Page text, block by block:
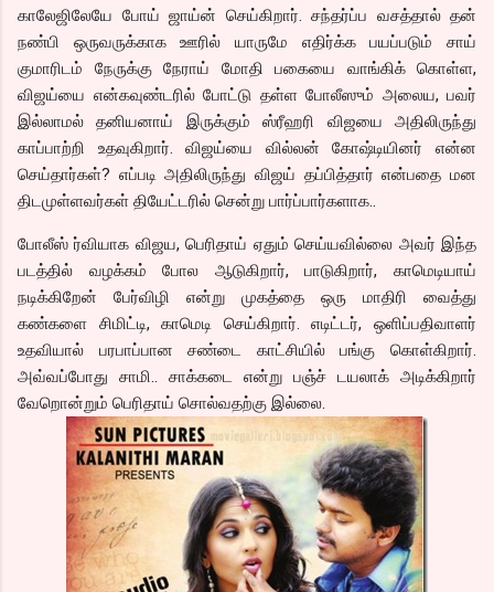
காலேஜிலேயே போய் ஜாய்ன் செய்கிறார். சந்தர்ப்ப வசத்தால் தன்
நண்பி ஒருவருக்காக ஊரில் யாருமே எதிர்க்க பயப்படும் சாய்
குமாரிடம் நேருக்கு நேராய் மோதி பகையை வாங்கிக் கொள்ள,
விஜய்யை என்கவுண்டரில் போட்டு தள்ள போலீஸும் அலைய, பவர்
இல்லாமல் தனியனாய் இருக்கும் ஸ்ரீஹரி விஜயை அதிலிருந்து
காப்பாற்றி உதவுகிறார். விஜய்யை வில்லன் கோஷ்டியினர் என்ன
செய்தார்கள்? எப்படி அதிலிருந்து விஜய் தப்பித்தார் என்பதை மன
திடமுள்ளவர்கள் தியேட்டரில் சென்று பார்ப்பார்களாக..
போலீஸ் ர்வியாக விஜய, பெரிதாய் ஏதும் செய்யவில்லை அவர் இந்த
படத்தில் வழக்கம் போல ஆடுகிறார், பாடுகிறார், காமெடியாய்
நடிக்கிறேன் பேர்விழி என்று முகத்தை ஒரு மாதிரி வைத்து
கண்களை சிமிட்டி, காமெடி செய்கிறார். எடிட்டர், ஒளிப்பதிவாளர்
உதவியால் பரபாப்பான சண்டை காட்சியில் பங்கு கொள்கிறார்.
அவ்வப்போது சாமி.. சாக்கடை என்று பஞ்ச் டயலாக் அடிக்கிறார்
வேறொன்றும் பெரிதாய் சொல்வதற்கு இல்லை.